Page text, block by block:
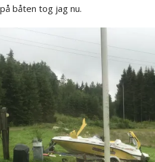
båten tog jag nu.